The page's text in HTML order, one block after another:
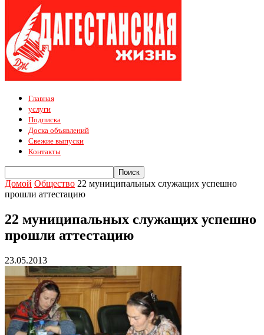
Главная
услуги
Подписка
Доска объявлений
Свежие выпуски
Контакты
Домой Общество 22 муниципальных служащих успешно
прошли аттестацию
22 муниципальных служащих успешно
прошли аттестацию
23.05.2013